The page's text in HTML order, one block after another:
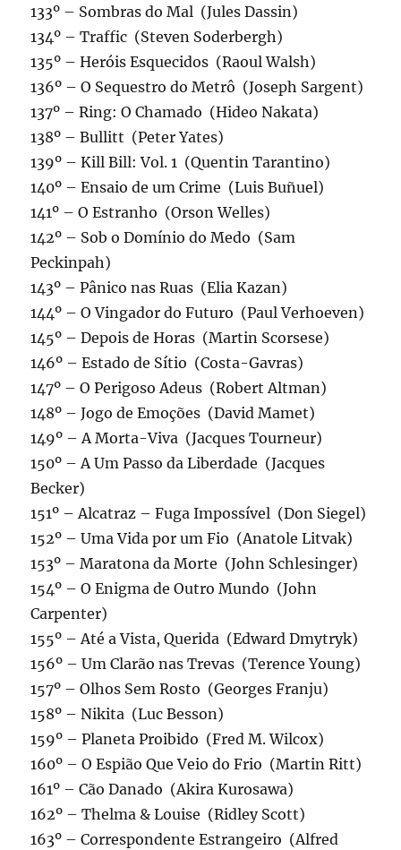
133º – Sombras do Mal (Jules Dassin)
134º – Traffic (Steven Soderbergh)
135º – Heróis Esquecidos (Raoul Walsh)
136º – O Sequestro do Metrô (Joseph Sargent)
137º – Ring: O Chamado (Hideo Nakata)
138º – Bullitt (Peter Yates)
139º – Kill Bill: Vol. 1 (Quentin Tarantino)
140º – Ensaio de um Crime (Luis Buñuel)
141º – O Estranho (Orson Welles)
142º – Sob o Domínio do Medo (Sam
Peckinpah)
143º – Pânico nas Ruas (Elia Kazan)
144º – O Vingador do Futuro (Paul Verhoeven)
145º – Depois de Horas (Martin Scorsese)
146º – Estado de Sítio (Costa-Gavras)
147º – O Perigoso Adeus (Robert Altman)
148º – Jogo de Emoções (David Mamet)
149º – A Morta-Viva (Jacques Tourneur)
150º – A Um Passo da Liberdade (Jacques
Becker)
151º – Alcatraz – Fuga Impossível (Don Siegel)
152º – Uma Vida por um Fio (Anatole Litvak)
153º – Maratona da Morte (John Schlesinger)
154º – O Enigma de Outro Mundo (John
Carpenter)
155º – Até a Vista, Querida (Edward Dmytryk)
156º – Um Clarão nas Trevas (Terence Young)
157º – Olhos Sem Rosto (Georges Franju)
158º – Nikita (Luc Besson)
159º – Planeta Proibido (Fred M. Wilcox)
160º – O Espião Que Veio do Frio (Martin Ritt)
161º – Cão Danado (Akira Kurosawa)
162º – Thelma & Louise (Ridley Scott)
163º – Correspondente Estrangeiro (Alfred